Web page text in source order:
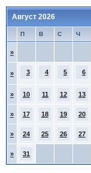
Август 2026
П В С Ч
»
» 3 4 5 6
» 10 11 12 13
» 17 18 19 20
» 24 25 26 27
» 31